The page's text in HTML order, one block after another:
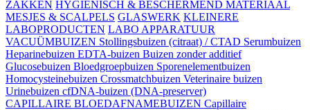
ZAKKEN HYGIENISCH & BESCHERMEND MATERIAAL
MESJES & SCALPELS GLASWERK KLEINERE
LABOPRODUCTEN LABO APPARATUUR
VACUÜMBUIZEN Stollingsbuizen (citraat) / CTAD Serumbuizen
Heparinebuizen EDTA-buizen Buizen zonder additief
Glucosebuizen Bloedgroepbuizen Sporenelementbuizen
Homocysteinebuizen Crossmatchbuizen Veterinaire buizen
Urinebuizen cfDNA-buizen (DNA-preserver)
CAPILLAIRE BLOEDAFNAMEBUIZEN Capillaire